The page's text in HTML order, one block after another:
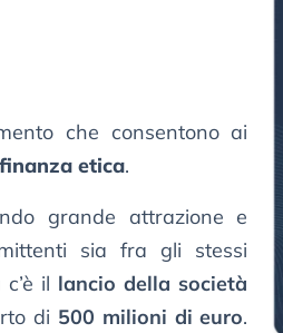
che consentono ai
finanza etica.
grande attrazione e
sia fra gli stessi
il lancio della società
di 500 milioni di euro.